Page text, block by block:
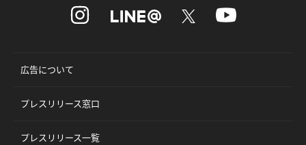
広告について
プレスリリース窓口
プレスリリース一覧